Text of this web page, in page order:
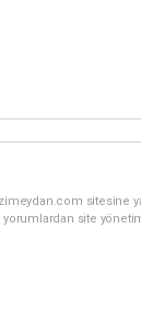
sitesine
yorumlardan site